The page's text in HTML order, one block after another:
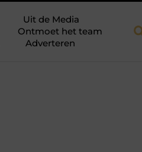
Uit de Media
Ontmoet het team
Adverteren